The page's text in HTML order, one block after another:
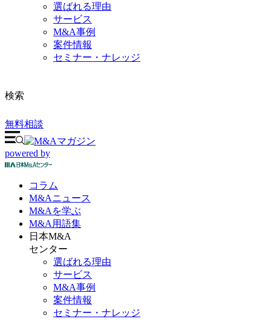
選ばれる理由
サービス
M&A事例
案件情報
セミナー・ナレッジ
検索
無料相談
powered by
コラム
M&Aニュース
M&Aを学ぶ
M&A 用語集
日本M&A
センター
選ばれる理由
サービス
M&A事例
案件情報
セミナー・ナレッジ